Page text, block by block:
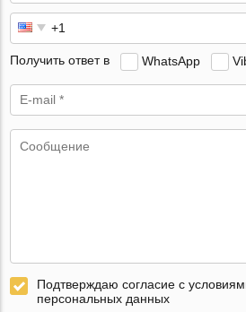
Получить ответ в WhatsApp
Подтверждаю согласие с
персональных данных